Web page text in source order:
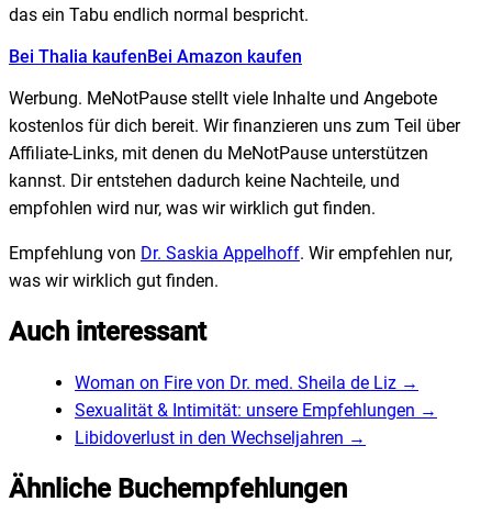
das ein Tabu endlich normal bespricht.
Bei Thalia kaufen Bei Amazon kaufen
Werbung. MeNotPause stellt viele Inhalte und Angebote
kostenlos für dich bereit. Wir finanzieren uns zum Teil über
Affiliate-Links, mit denen du MeNotPause unterstützen
kannst. Dir entstehen dadurch keine Nachteile, und
empfohlen wird nur, was wir wirklich gut finden.
Empfehlung von Dr. Saskia Appelhoff. Wir empfehlen nur,
was wir wirklich gut finden.
Auch interessant
Woman on Fire von Dr. med. Sheila de Liz →
Sexualität & Intimität: unsere Empfehlungen →
Libidoverlust in den Wechseljahren →
Ähnliche Buchempfehlungen